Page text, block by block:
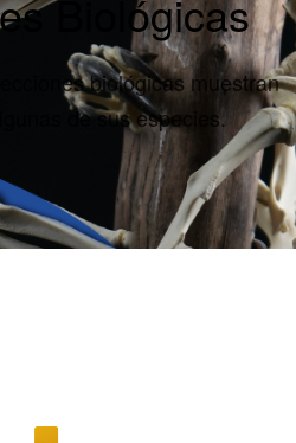
Biológicas
biológicas muestran
de sus especies.